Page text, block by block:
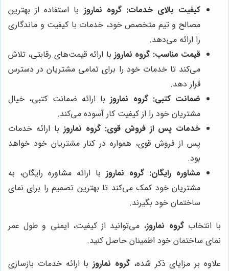
کیفیت بالای خدمات: گروه نماروز با استفاده از بهترین
مصالح و تیم متخصص خود، خدمات با کیفیت و ماندگاری
را ارائه می‌دهد.
قیمت مناسب: گروه نماروز با ارائه قیمت‌های رقابتی، تلاش
می‌کند تا خدمات خود را برای تمامی مشتریان در دسترس
قرار دهد.
ضمانت کتبی: گروه نماروزبا ارائه ضمانت کتبی، خیال
مشتریان خود را از کیفیت کار آسوده می‌کند.
خدمات پس از فروش قوی: گروه نماروز با ارائه خدمات
پس از فروش قوی، همواره در کنار مشتریان خود خواهد
بود.
مشاوره رایگان: گروه نماروز با ارائه مشاوره رایگان، به
مشتریان خود کمک می‌کند تا بهترین تصمیم را برای نمای
ساختمان خود بگیرند.
با انتخابگروه نماروز، می‌توانید از کیفیت، ایمنی و طول عمر
نمای ساختمان خود اطمینان حاصل کنید.
علاوه بر مزایای ذکر شده، گروه نماروزبا ارائه خدمات بازسازی